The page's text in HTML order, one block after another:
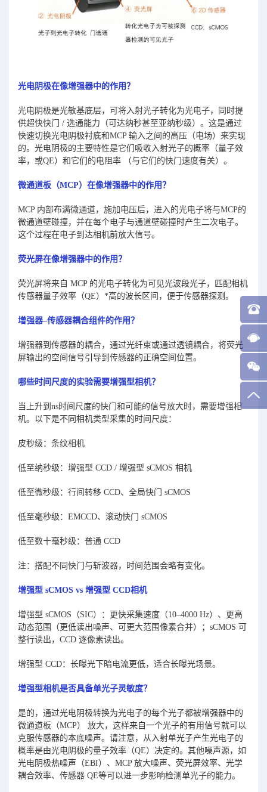
光电阴极在像增强器中的作用？
光电阴极是光敏基底层，可将入射光子转化为光电子，同时提
供超快快门 / 选通能力（可达纳秒甚至亚纳秒级）。这是通过
快速切换光电阴极衬底和MCP 输入之间的高压（电场）来实现
的。光电阴极的主要特性是它们吸收入射光子的概率（量子效
率，或QE）和它们的电阻率 （与它们的快门速度有关）。
微通道板（MCP）在像增强器中的作用？
MCP 内部布满微通道，施加电压后，进入的光电子将与MCP的
微通道壁碰撞，并在每个电子与通道壁碰撞时产生二次电子。
这个过程在电子到达相机前放大信号。
荧光屏在像增强器中的作用？
荧光屏将来自 MCP 的光电子转化为可见光波段光子，匹配相机
传感器量子效率（QE）*高的波长区间，便于传感器探测。
增强器–传感器耦合组件的作用？
增强器到传感器的耦合，通过光纤束或通过透镜耦合，将荧光
屏输出的空间信号引导到传感器的正确空间位置。
哪些时间尺度的实验需要增强型相机？
当上升到ns时间尺度的快门和可能的信号放大时，需要增强相
机。以下是不同相机类型采集的时间尺度：
皮秒级：条纹相机
低至纳秒级：增强型 CCD / 增强型 sCMOS 相机
低至微秒级：行间转移 CCD、全局快门 sCMOS
低至毫秒级：EMCCD、滚动快门 sCMOS
低至数十毫秒级：普通 CCD
注：搭配不同快门与斩波器，时间范围会略有变化。
增强型 sCMOS vs 增强型 CCD相机
增强型 sCMOS（SIC）：更快采集速度（10–4000 Hz）、更高
动态范围（更低读出噪声、可更大范围像素合并）；sCMOS 可
整行读出，CCD 逐像素读出。
增强型 CCD：长曝光下暗电流更低，适合长曝光场景。
增强型相机是否具备单光子灵敏度？
是的，通过光电阴极转换为光电子的每个光子都被增强器中的
微通道板（MCP） 放大，这样来自一个光子的有用信号就可以
克服传感器的本底噪声。请注意，从入射单光子产生光电子的
概率是由光电阴极的量子效率（QE）决定的。其他噪声源，如
光电阴极热噪声（EBI）、MCP 放大噪声、荧光屏效率、光学
耦合效率、传感器 QE等可以进一步影响检测单光子的能力。